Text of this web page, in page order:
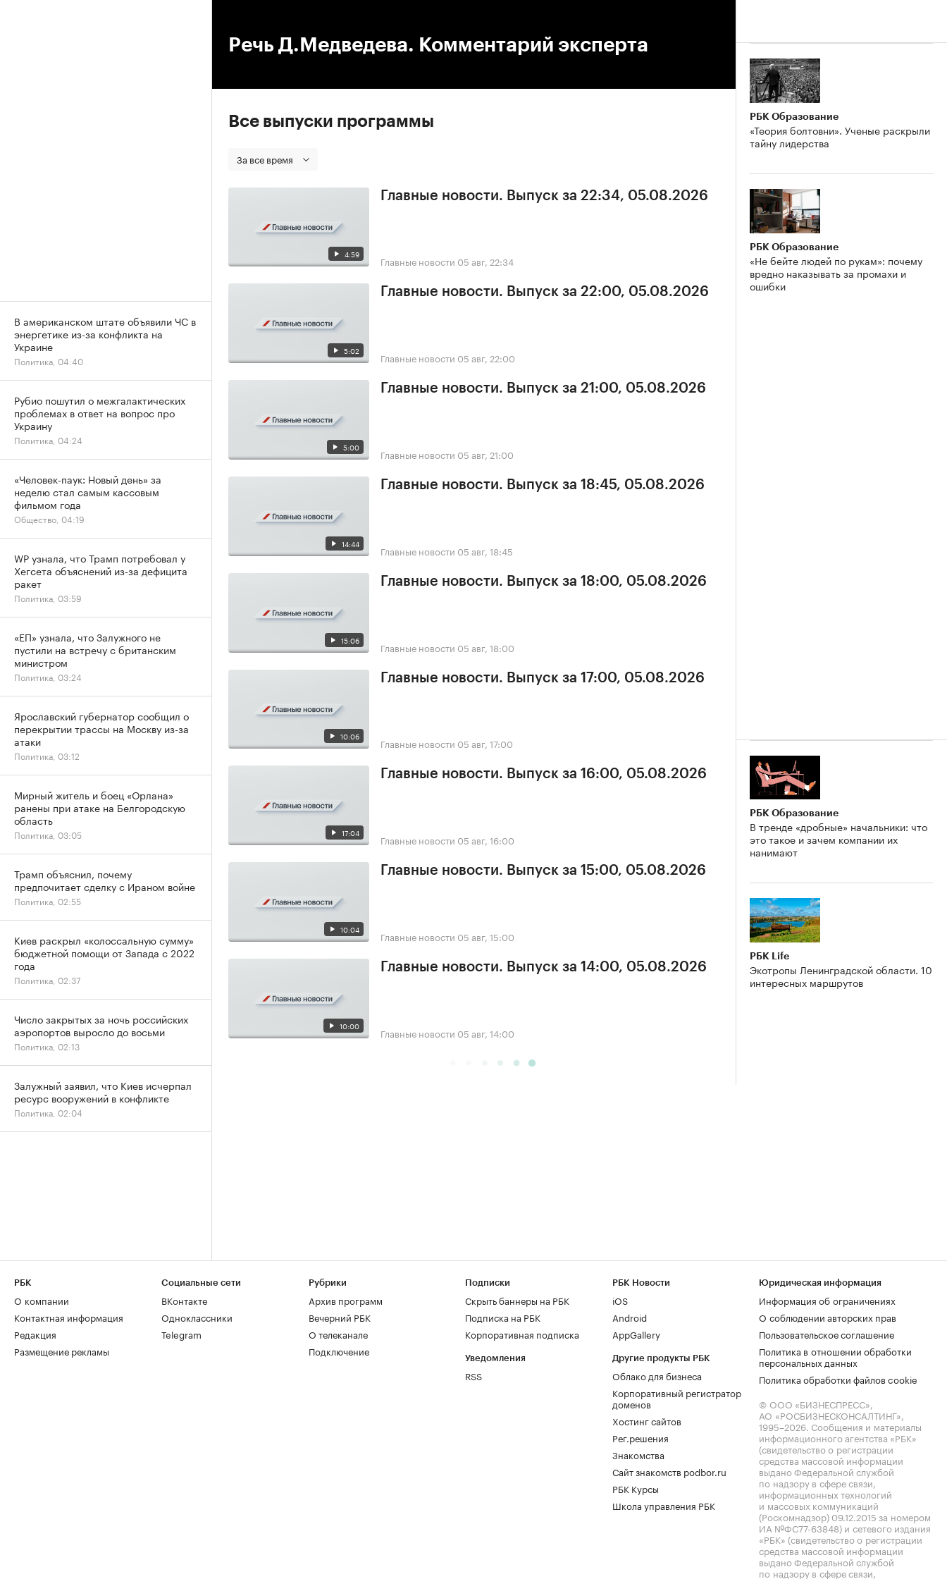
Речь Д.Медведева. Комментарий эксперта
Все выпуски программы
За все время
4:59
Главные новости. Выпуск за 22:34, 05.08.2026
Главные новости 05 авг, 22:34
5:02
Главные новости. Выпуск за 22:00, 05.08.2026
Главные новости 05 авг, 22:00
5:00
Главные новости. Выпуск за 21:00, 05.08.2026
Главные новости 05 авг, 21:00
14:44
Главные новости. Выпуск за 18:45, 05.08.2026
Главные новости 05 авг, 18:45
15:06
Главные новости. Выпуск за 18:00, 05.08.2026
Главные новости 05 авг, 18:00
10:06
Главные новости. Выпуск за 17:00, 05.08.2026
Главные новости 05 авг, 17:00
17:04
Главные новости. Выпуск за 16:00, 05.08.2026
Главные новости 05 авг, 16:00
10:04
Главные новости. Выпуск за 15:00, 05.08.2026
Главные новости 05 авг, 15:00
10:00
Главные новости. Выпуск за 14:00, 05.08.2026
Главные новости 05 авг, 14:00
РБК Образование
«Теория болтовни». Ученые раскрыли
тайну лидерства
РБК Образование
«Не бейте людей по рукам»: почему
вредно наказывать за промахи и
ошибки
РБК Образование
В тренде «дробные» начальники: что
это такое и зачем компании их
нанимают
РБК Life
Экотропы Ленинградской области. 10
интересных маршрутов
В американском штате объявили ЧС в
энергетике из-за конфликта на
Украине
Политика, 04:40
Рубио пошутил о межгалактических
проблемах в ответ на вопрос про
Украину
Политика, 04:24
«Человек-паук: Новый день» за
неделю стал самым кассовым
фильмом года
Общество, 04:19
WP узнала, что Трамп потребовал у
Хегсета объяснений из-за дефицита
ракет
Политика, 03:59
«ЕП» узнала, что Залужного не
пустили на встречу с британским
министром
Политика, 03:24
Ярославский губернатор сообщил о
перекрытии трассы на Москву из-за
атаки
Политика, 03:12
Мирный житель и боец «Орлана»
ранены при атаке на Белгородскую
область
Политика, 03:05
Трамп объяснил, почему
предпочитает сделку с Ираном войне
Политика, 02:55
Киев раскрыл «колоссальную сумму»
бюджетной помощи от Запада с 2022
года
Политика, 02:37
Число закрытых за ночь российских
аэропортов выросло до восьми
Политика, 02:13
Залужный заявил, что Киев исчерпал
ресурс вооружений в конфликте
Политика, 02:04
РБК
О компании
Контактная информация
Редакция
Размещение рекламы
Социальные сети
ВКонтакте
Одноклассники
Telegram
Рубрики
Архив программ
Вечерний РБК
О телеканале
Подключение
Подписки
Скрыть баннеры на РБК
Подписка на РБК
Корпоративная подписка
Уведомления
RSS
РБК Новости
iOS
Android
AppGallery
Другие продукты РБК
Облако для бизнеса
Корпоративный регистратор
доменов
Хостинг сайтов
Рег.решения
Знакомства
Сайт знакомств podbor.ru
РБК Курсы
Школа управления РБК
Юридическая информация
Информация об ограничениях
О соблюдении авторских прав
Пользовательское соглашение
Политика в отношении обработки
персональных данных
Политика обработки файлов cookie
© ООО «БИЗНЕСПРЕСС»,
АО «РОСБИЗНЕСКОНСАЛТИНГ»,
1995–2026. Сообщения и материалы
информационного агентства «РБК»
(свидетельство о регистрации
средства массовой информации
выдано Федеральной службой
по надзору в сфере связи,
информационных технологий
и массовых коммуникаций
(Роскомнадзор) 09.12.2015 за номером
ИА №ФС77-63848) и сетевого издания
«РБК» (свидетельство о регистрации
средства массовой информации
выдано Федеральной службой
по надзору в сфере связи,